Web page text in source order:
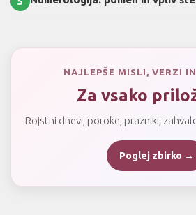
NAJLEPŠE MISLI, VERZI
Za vsako
Rojstni dnevi, poroke, prazniki,
Poglej zbirko →